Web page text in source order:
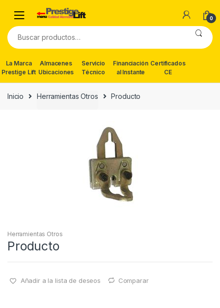
navigation
content
0
Buscar
por:
La Marca
Prestige Lift
Almacenes
Ubicaciones
Servicio
Técnico
Financiación
al Instante
Certificados
CE
Inicio Herramientas Otros Producto
Herramientas Otros
Producto
Añadir a la lista de deseos Comparar